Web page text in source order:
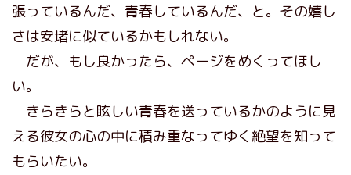
張っているんだ、青春しているんだ、と。その嬉し
さは安堵に似ているかもしれない。
だが、もし良かったら、ページをめくってほし
い。
きらきらと眩しい青春を送っているかのように見
える彼女の心の中に積み重なってゆく絶望を知って
もらいたい。